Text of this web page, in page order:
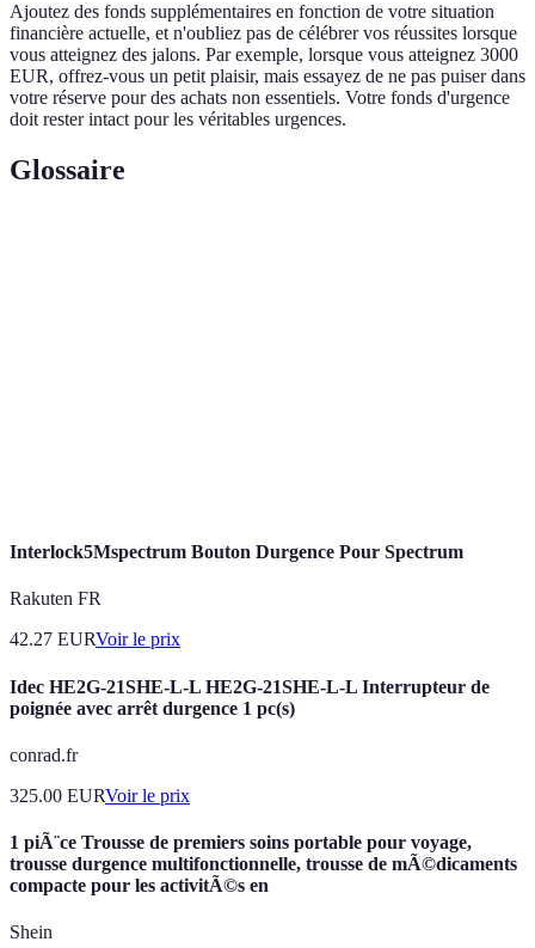
Ajoutez des fonds supplémentaires en fonction de votre situation
financière actuelle, et n'oubliez pas de célébrer vos réussites lorsque
vous atteignez des jalons. Par exemple, lorsque vous atteignez 3000
EUR, offrez-vous un petit plaisir, mais essayez de ne pas puiser dans
votre réserve pour des achats non essentiels. Votre fonds d'urgence
doit rester intact pour les véritables urgences.
Glossaire
Interlock5Mspectrum Bouton Durgence Pour Spectrum
Rakuten FR
42.27 EURVoir le prix
Idec HE2G-21SHE-L-L HE2G-21SHE-L-L Interrupteur de
poignée avec arrêt durgence 1 pc(s)
conrad.fr
325.00 EURVoir le prix
1 piÃ¨ce Trousse de premiers soins portable pour voyage,
trousse durgence multifonctionnelle, trousse de mÃ©dicaments
compacte pour les activitÃ©s en
Shein